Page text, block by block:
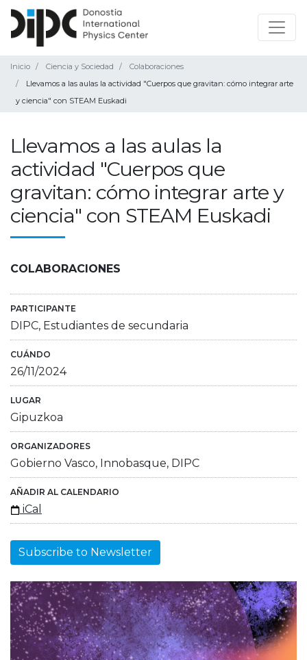
Inicio Ciencia y Sociedad
Colaboraciones
Llevamos a las aulas la actividad "Cuerpos que gravitan: cómo integrar arte
y ciencia" con STEAM Euskadi
Llevamos a las aulas la
actividad "Cuerpos que
gravitan: cómo integrar arte y
ciencia" con STEAM Euskadi
COLABORACIONES
PARTICIPANTE
DIPC, Estudiantes de secundaria
CUÁNDO
26/11/2024
LUGAR
Gipuzkoa
ORGANIZADORES
Gobierno Vasco, Innobasque, DIPC
AÑADIR AL CALENDARIO
iCal
Subscribe to Newsletter